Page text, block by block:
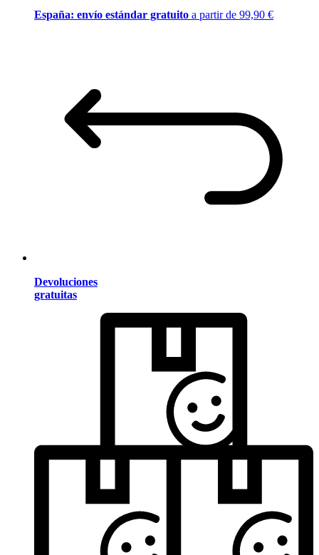
España: envío estándar gratuito a partir de 99,90 €
Devoluciones
gratuitas